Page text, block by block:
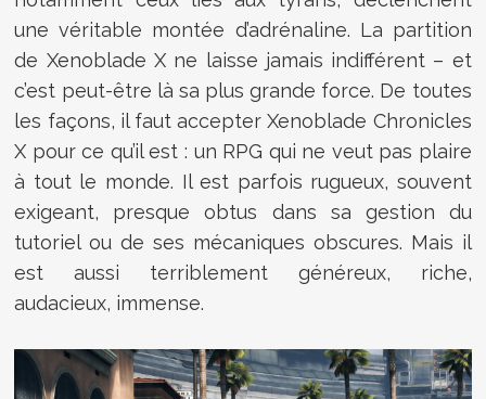
une véritable montée d’adrénaline. La partition
de Xenoblade X ne laisse jamais indifférent – et
c’est peut-être là sa plus grande force. De toutes
les façons, il faut accepter Xenoblade Chronicles
X pour ce qu’il est : un RPG qui ne veut pas plaire
à tout le monde. Il est parfois rugueux, souvent
exigeant, presque obtus dans sa gestion du
tutoriel ou de ses mécaniques obscures. Mais il
est aussi terriblement généreux, riche,
audacieux, immense.